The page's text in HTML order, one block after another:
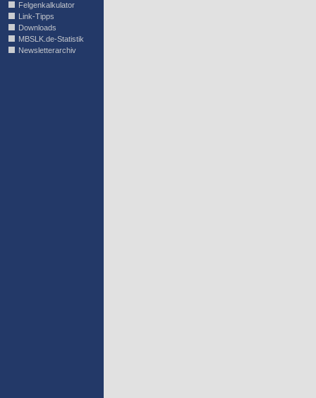
Felgenkalkulator
Link-Tipps
Downloads
MBSLK.de-Statistik
Newsletterarchiv